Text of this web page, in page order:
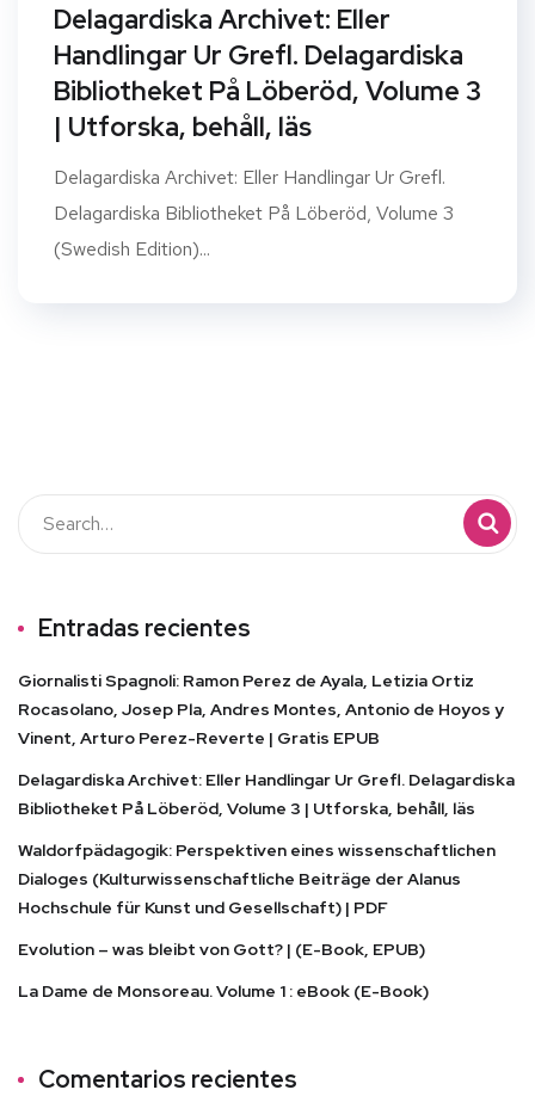
Delagardiska Archivet: Eller
Handlingar Ur Grefl. Delagardiska
Bibliotheket På Löberöd, Volume 3
| Utforska, behåll, läs
Delagardiska Archivet: Eller Handlingar Ur Grefl.
Delagardiska Bibliotheket På Löberöd, Volume 3
(Swedish Edition)...
Entradas recientes
Giornalisti Spagnoli: Ramon Perez de Ayala, Letizia Ortiz
Rocasolano, Josep Pla, Andres Montes, Antonio de Hoyos y
Vinent, Arturo Perez-Reverte | Gratis EPUB
Delagardiska Archivet: Eller Handlingar Ur Grefl. Delagardiska
Bibliotheket På Löberöd, Volume 3 | Utforska, behåll, läs
Waldorfpädagogik: Perspektiven eines wissenschaftlichen
Dialoges (Kulturwissenschaftliche Beiträge der Alanus
Hochschule für Kunst und Gesellschaft) | PDF
Evolution – was bleibt von Gott? | (E-Book, EPUB)
La Dame de Monsoreau. Volume 1 : eBook (E-Book)
Comentarios recientes